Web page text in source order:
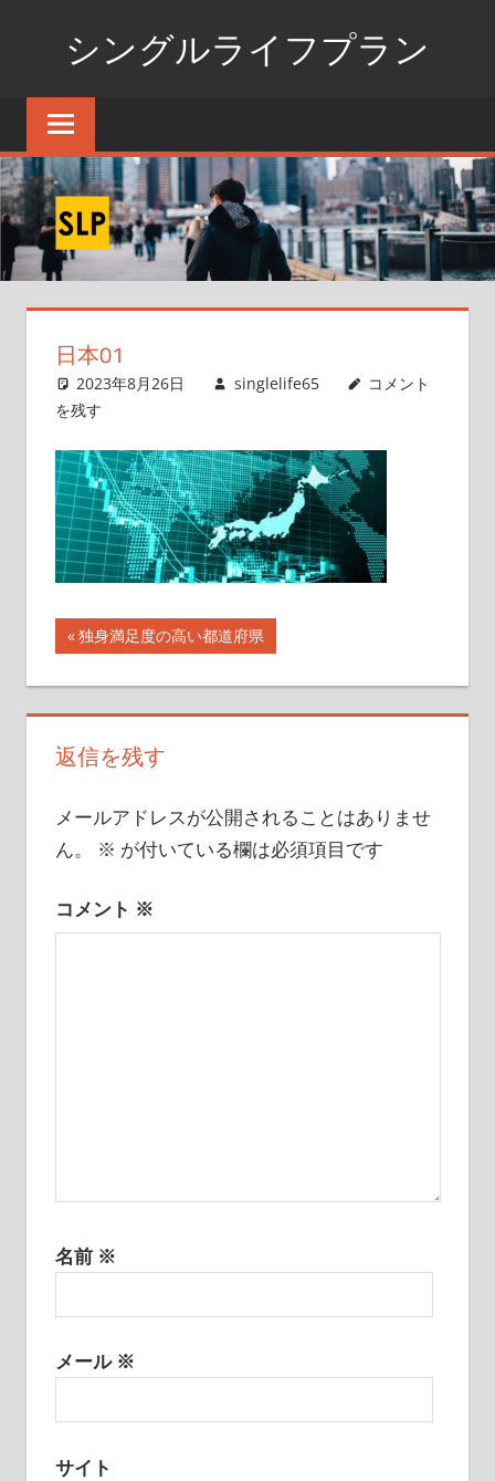
へ
ス
キ
ッ
シングルライフプラン
独
活
た
め
日本01
2023年8月26日 singlelife65
コメント
を残す
投
稿
ナ
ビ
ゲ
ー
シ
ョ
前
の
記
事:
独身満足度の高い都道府県
返信を残す
メールアドレスが公開されることはありませ
ん。
※ が付いている欄は必須項目です
コメント ※
名前 ※
メール ※
サイト